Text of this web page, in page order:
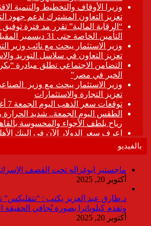
بالفيديو
ماجستير ابوغزاله تحت القصف
أكتوبر 20, 2025
د.طارق عبد العزيز يكتب : “نتفليكس”
وتقدم كيلوباترا بصورة تُجافي الحقيقة
أكتوبر 20, 2025